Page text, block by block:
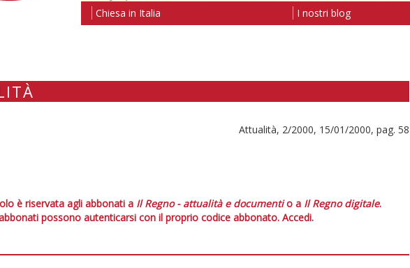
Chiesa in Italia I nostri blog
Attualità, 2/2000, 15/01/2000, pag. 58
è riservata agli abbonati a Il Regno - attualità e documentio a Il Regno digitale.
possono autenticarsi con il proprio codice abbonato. Accedi.